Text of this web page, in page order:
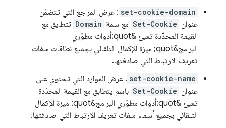
set-cookie-domain : عرض المراجع التي تتضمّن
عنوان Set-Cookie مع سمة Domain تتطابق مع
القيمة المحدّدة تعبئ &quot;أدوات مطوّري
البرامج&quot; ميزة الإكمال التلقائي بجميع نطاقات ملفات
تعريف الارتباط التي صادفتها.
set-cookie-name . عرض الموارد التي تحتوي على
عنوان Set-Cookie باسم يتطابق مع القيمة المحدّدة
تعبئ &quot;أدوات مطوّري البرامج&quot; ميزة الإكمال
التلقائي بجميع أسماء ملفات تعريف الارتباط التي صادفتها.